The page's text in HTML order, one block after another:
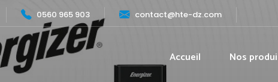
0560 965 903 contact@hte-dz.com
Accueil Nos